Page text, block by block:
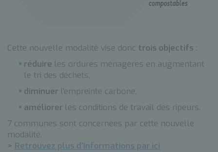
Cette nouvelle modalité vise donc trois objectifs :
réduire les ordures ménagères en augmentant
le tri des déchets,
diminuer l'empreinte carbone,
améliorer les conditions de travail des ripeurs.
7 communes sont concernées par cette nouvelle
modalité.
> Retrouvez plus d'informations par ici